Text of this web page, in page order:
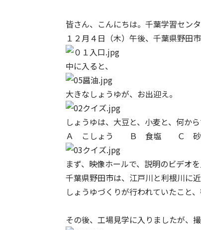
皆さん、こんにちは。千葉学習センタ
１２月４日（木）午後、千葉県野田
中に入ると、
大きなしょうゆが、お出迎え。
しょうゆは、大豆と、小麦と、何か
Ａ こしょう Ｂ 食塩 Ｃ 砂糖
まず、映像ホールで、説明のビデオを
千葉県野田市は、江戸川と利根川に
しょうゆづくりが行われていたこと
その後、工場見学に入りましたが、